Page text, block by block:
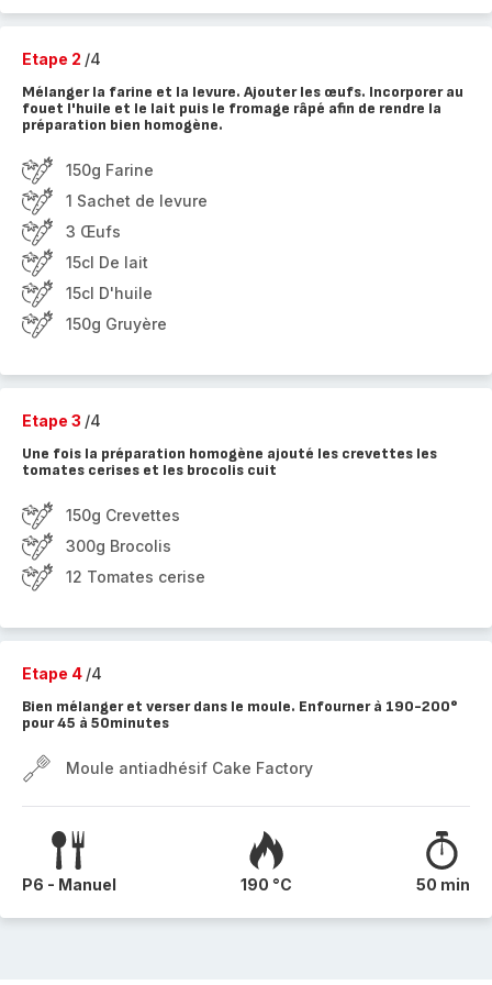
Etape 2 /4
Mélanger la farine et la levure. Ajouter les œufs. Incorporer au
fouet l'huile et le lait puis le fromage râpé afin de rendre la
préparation bien homogène.
150g Farine
1 Sachet de levure
3 Œufs
15cl De lait
15cl D'huile
150g Gruyère
Etape 3 /4
Une fois la préparation homogène ajouté les crevettes les
tomates cerises et les brocolis cuit
150g Crevettes
300g Brocolis
12 Tomates cerise
Etape 4 /4
Bien mélanger et verser dans le moule. Enfourner à 190-200°
pour 45 à 50minutes
Moule antiadhésif Cake Factory
P6 - Manuel 190 °C 50 min